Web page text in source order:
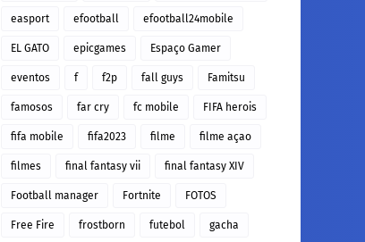
easport efootball efootball24mobile
EL GATO epicgames Espaço Gamer
eventos f f2p fall guys Famitsu
famosos far cry fc mobile FIFA herois
fifa mobile fifa2023 filme filme açao
filmes final fantasy vii final fantasy XIV
Football manager Fortnite FOTOS
Free Fire frostborn futebol gacha